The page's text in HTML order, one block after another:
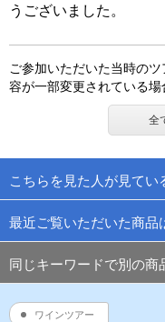
うございました。
ご参加いただいた当時の
容が一部変更されている場
全
こちらを見た人が見てい
最近ご覧いただいた商品
同じキーワードで別の商
ワインツアー